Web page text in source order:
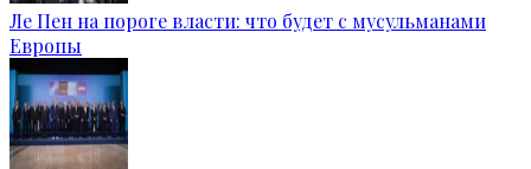
Ле Пен на пороге власти: что будет с мусульманами
Европы